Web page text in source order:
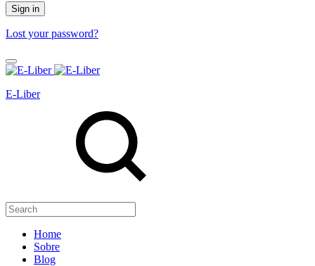
Sign in
Lost your password?
E-Liber
Home
Sobre
Blog